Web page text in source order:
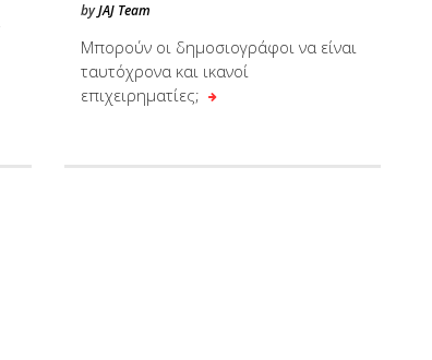
byJAJ Team
Μπορούν οι δημοσιογράφοι να είναι
ταυτόχρονα και ικανοί
επιχειρηματίες;